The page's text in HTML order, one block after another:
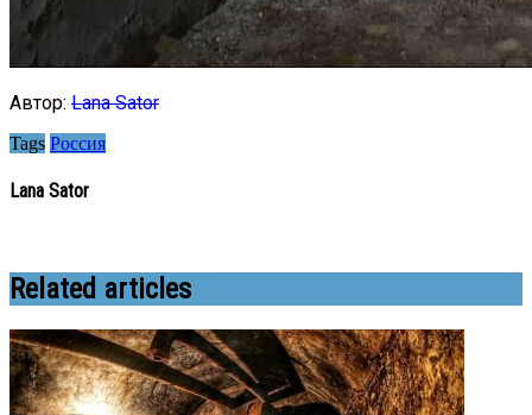
Автор: Lana Sator
Tags Россия
Lana Sator
Related articles